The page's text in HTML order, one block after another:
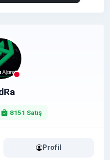
maksimum 3 adet link
Do Follow olarak
Ürün satışı vb. içerikli
olan en kısa sürede
8151 Satış
Profil